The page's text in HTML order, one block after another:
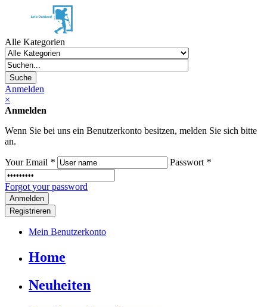
Alle Kategorien
Suche
Anmelden
×
Anmelden
Wenn Sie bei uns ein Benutzerkonto besitzen, melden Sie sich bitte
an.
Your Email * Passwort *
Forgot your password
Registrieren
Mein Benutzerkonto
Home
Neuheiten